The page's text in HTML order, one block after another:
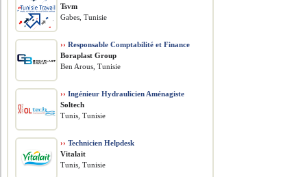
Tsvm
Gabes, Tunisie
›› Responsable Comptabilité et Finance
Boraplast Group
Ben Arous, Tunisie
›› Ingénieur Hydraulicien Aménagiste
Soltech
Tunis, Tunisie
›› Technicien Helpdesk
Vitalait
Tunis, Tunisie